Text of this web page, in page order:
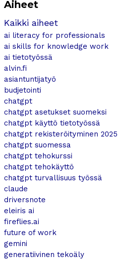
Aiheet
Kaikki aiheet
ai literacy for professionals
ai skills for knowledge work
ai tietotyössä
alvin.fi
asiantuntijatyö
budjetointi
chatgpt
chatgpt asetukset suomeksi
chatgpt käyttö tietotyössä
chatgpt rekisteröityminen 2025
chatgpt suomessa
chatgpt tehokurssi
chatgpt tehokäyttö
chatgpt turvallisuus työssä
claude
driversnote
eleiris ai
fireflies.ai
future of work
gemini
generatiivinen tekoäly